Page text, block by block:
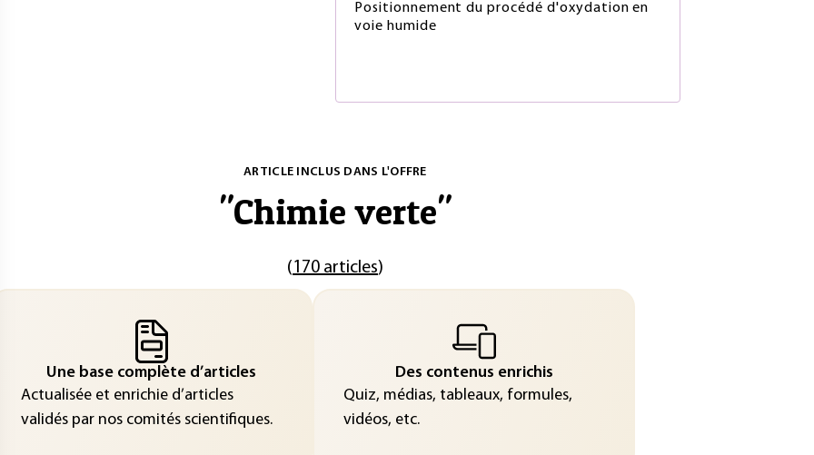
Positionnement du procédé d'oxydation en
voie humide
ARTICLE INCLUS DANS L'OFFRE
"Chimie verte"
(170 articles)
Une base complète d’articles
Actualisée et enrichie d’articles
validés par nos comités scientifiques.
Des contenus enrichis
Quiz, médias, tableaux, formules,
vidéos, etc.